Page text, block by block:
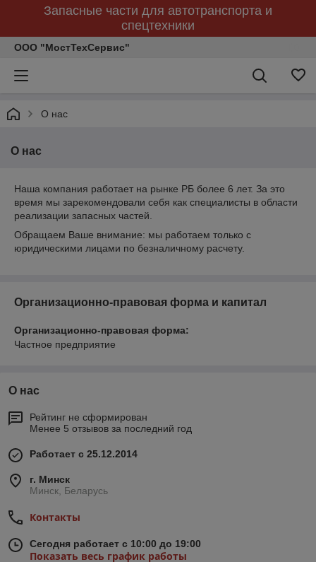
Запасные части для автотранспорта и
спецтехники
ООО "МостТехСервис"
О нас
О нас
Наша компания работает на рынке РБ более 6 лет. За это
время мы зарекомендовали себя как специалисты в области
реализации запасных частей.
Обращаем Ваше внимание: мы работаем только с
юридическими лицами по безналичному расчету.
Организационно-правовая форма и капитал
Организационно-правовая форма:
Частное предприятие
О нас
Рейтинг не сформирован
Менее 5 отзывов за последний год
Работает с 25.12.2014
г. Минск
Минск, Беларусь
Контакты
Сегодня работает с 10:00 до 19:00
Показать весь график работы